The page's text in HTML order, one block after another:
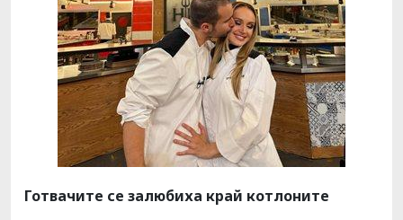
Готвачите се залюбиха край котлоните